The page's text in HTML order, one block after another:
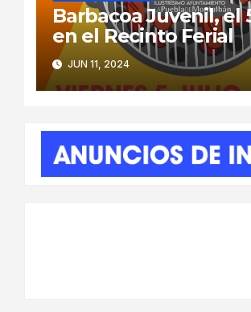
Barbacoa Juvenil, el
en el Recinto Ferial
JUN 11, 2024